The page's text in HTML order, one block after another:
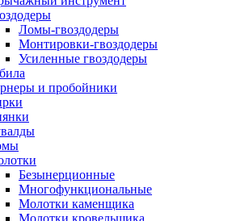
Ломы-гвоздодеры
Монтировки-гвоздодеры
Усиленные гвоздодеры
и пробойники
Безынерционные
Многофункциональные
Молотки каменщика
Молотки кровельщика